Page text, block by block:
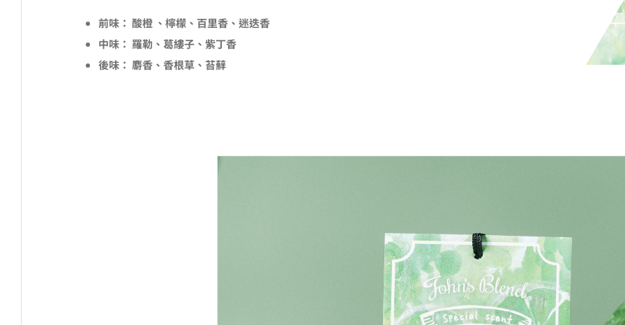
前味： 酸橙 、檸檬、百里香、迷迭香
中味： 羅勒、葛縷子、紫丁香
後味： 麝香、香根草、苔蘚